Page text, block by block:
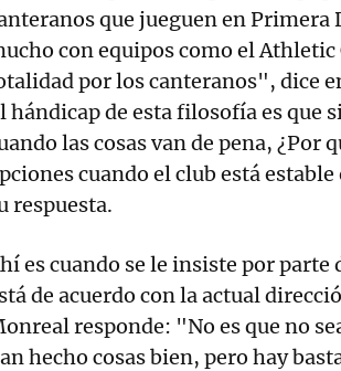
que jueguen en
con equipos como el Athletic
por los canteranos", dice
hándicap de esta filosofía es que
las cosas van de pena, ¿Por
cuando el club está
respuesta.
es cuando se le insiste por
de acuerdo con la actual
responde: "No es que no
hecho cosas bien, pero hay